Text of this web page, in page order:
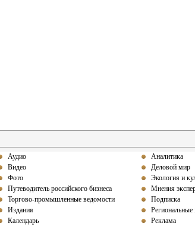
Аудио
Видео
Фото
Путеводитель российского бизнеса
Торгово-промышленные ведомости
Издания
Календарь
Аналитика
Деловой мир
Экология и
Мнения
Подписка
Реклама